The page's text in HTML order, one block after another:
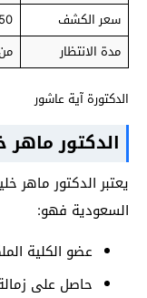
سعر الكشف
157.50
مدة الانتظار
من 30 إلى
الدكتورة آية عاشور
الدكتور ماهر
يعتبر الدكتور
السعودية فهو:
عضو الكلية
حاصل على